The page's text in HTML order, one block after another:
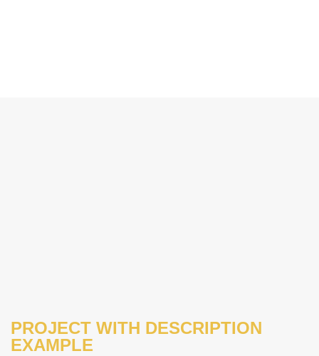
PROJECT WITH DESCRIPTION
EXAMPLE